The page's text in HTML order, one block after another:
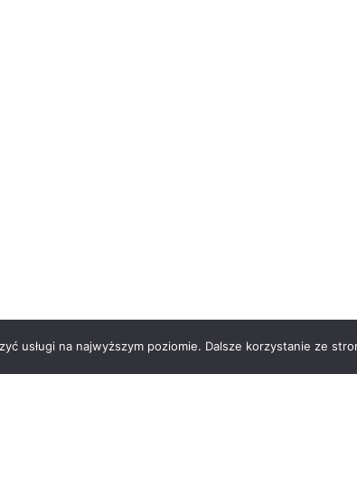
usługi na najwyższym poziomie. Dalsze korzystanie ze